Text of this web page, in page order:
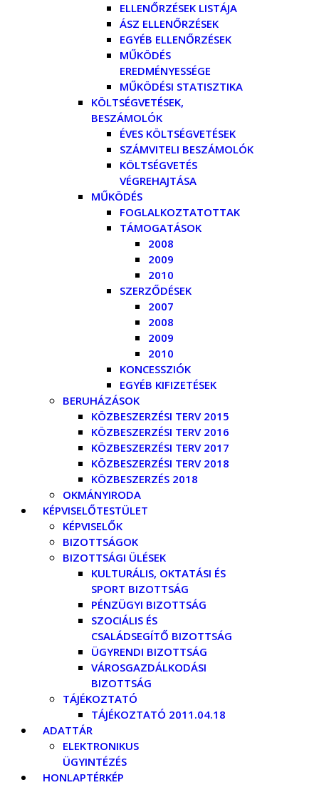
ELLENŐRZÉSEK LISTÁJA
ÁSZ ELLENŐRZÉSEK
EGYÉB ELLENŐRZÉSEK
MŰKÖDÉS
EREDMÉNYESSÉGE
MŰKÖDÉSI STATISZTIKA
KÖLTSÉGVETÉSEK,
BESZÁMOLÓK
ÉVES KÖLTSÉGVETÉSEK
SZÁMVITELI BESZÁMOLÓK
KÖLTSÉGVETÉS
VÉGREHAJTÁSA
MŰKÖDÉS
FOGLALKOZTATOTTAK
TÁMOGATÁSOK
2008
2009
2010
SZERZŐDÉSEK
2007
2008
2009
2010
KONCESSZIÓK
EGYÉB KIFIZETÉSEK
BERUHÁZÁSOK
KÖZBESZERZÉSI TERV 2015
KÖZBESZERZÉSI TERV 2016
KÖZBESZERZÉSI TERV 2017
KÖZBESZERZÉSI TERV 2018
KÖZBESZERZÉS 2018
OKMÁNYIRODA
KÉPVISELŐTESTÜLET
KÉPVISELŐK
BIZOTTSÁGOK
BIZOTTSÁGI ÜLÉSEK
KULTURÁLIS, OKTATÁSI ÉS
SPORT BIZOTTSÁG
PÉNZÜGYI BIZOTTSÁG
SZOCIÁLIS ÉS
CSALÁDSEGÍTŐ BIZOTTSÁG
ÜGYRENDI BIZOTTSÁG
VÁROSGAZDÁLKODÁSI
BIZOTTSÁG
TÁJÉKOZTATÓ
TÁJÉKOZTATÓ 2011.04.18
ADATTÁR
ELEKTRONIKUS
ÜGYINTÉZÉS
HONLAPTÉRKÉP